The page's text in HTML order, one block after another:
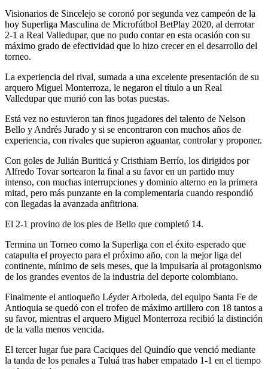
Visionarios de Sincelejo se coronó por segunda vez campeón de la
hoy Superliga Masculina de Microfútbol BetPlay 2020, al derrotar
2-1 a Real Valledupar, que no pudo contar en esta ocasión con su
máximo grado de efectividad que lo hizo crecer en el desarrollo del
torneo.
La experiencia del rival, sumada a una excelente presentación de su
arquero Miguel Monterroza, le negaron el título a un Real
Valledupar que murió con las botas puestas.
Está vez no estuvieron tan finos jugadores del talento de Nelson
Bello y Andrés Jurado y si se encontraron con muchos años de
experiencia, con rivales que supieron aguantar, controlar y proponer.
Con goles de Julián Buriticá y Cristhiam Berrío, los dirigidos por
Alfredo Tovar sortearon la final a su favor en un partido muy
intenso, con muchas interrupciones y dominio alterno en la primera
mitad, pero más punzante en la complementaria cuando respondió
con llegadas la avanzada anfitriona.
El 2-1 provino de los pies de Bello que completó 14.
Termina un Torneo como la Superliga con el éxito esperado que
catapulta el proyecto para el próximo año, con la mejor liga del
continente, mínimo de seis meses, que la impulsaría al protagonismo
de los grandes eventos de la industria del deporte colombiano.
Finalmente el antioqueño Léyder Arboleda, del equipo Santa Fe de
Antioquia se quedó con el trofeo de máximo artillero con 18 tantos a
su favor, mientras el arquero Miguel Monterroza recibió la distinción
de la valla menos vencida.
El tercer lugar fue para Caciques del Quindío que venció mediante
la tanda de los penales a Tuluá tras haber empatado 1-1 en el tiempo